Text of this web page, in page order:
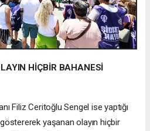
HİÇBİR BAHANESİ
Filiz Ceritoğlu Sengel ise yaptığı
yaşanan olayın hiçbir